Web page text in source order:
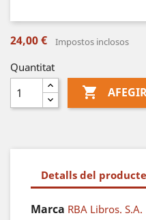
24,00 € Impostos inclosos
Quantitat

Detalls del producte
Marca RBA Libros. S.A.